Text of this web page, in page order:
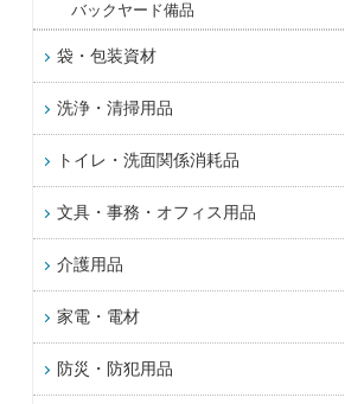
バックヤード備品
袋・包装資材
洗浄・清掃用品
トイレ・洗面関係消耗品
文具・事務・オフィス用品
介護用品
家電・電材
防災・防犯用品